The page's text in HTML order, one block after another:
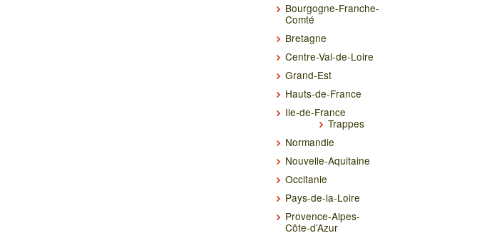
Bourgogne-Franche-
Comté
Bretagne
Centre-Val-de-Loire
Grand-Est
Hauts-de-France
Ile-de-France
Trappes
Normandie
Nouvelle-Aquitaine
Occitanie
Pays-de-la-Loire
Provence-Alpes-
Côte-d’Azur